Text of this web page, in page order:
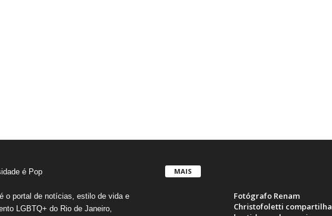
o portal de notícias, estilo de vida e
LGBTQ+ do Rio de Janeiro,
MAIS
Fotógrafo Renam
Christofoletti compartilha